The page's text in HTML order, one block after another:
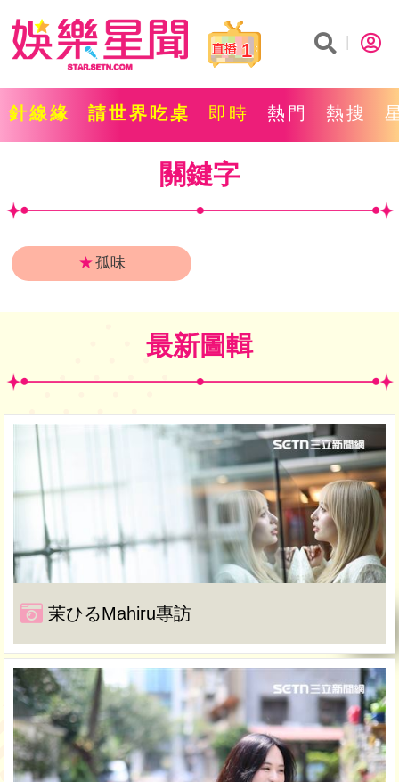
1
針線緣 請世界吃桌 即時 熱門 熱搜
關鍵字
★孤味
最新圖輯
茉ひるMahiru專訪